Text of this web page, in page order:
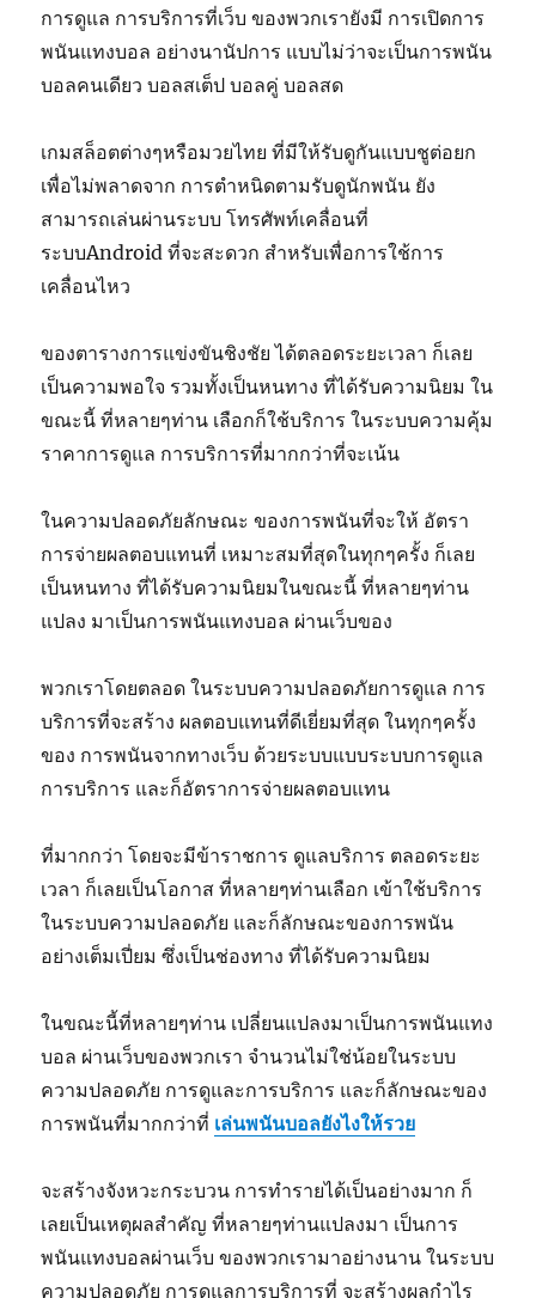
การดูแล การบริการที่เว็บ ของพวกเรายังมี การเปิดการ
พนันแทงบอล อย่างนานัปการ แบบไม่ว่าจะเป็นการพนัน
บอลคนเดียว บอลสเต็ป บอลคู่ บอลสด
เกมสล็อตต่างๆหรือมวยไทย ที่มีให้รับดูกันแบบชูต่อยก
เพื่อไม่พลาดจาก การตำหนิดตามรับดูนักพนัน ยัง
สามารถเล่นผ่านระบบ โทรศัพท์เคลื่อนที่
ระบบAndroid ที่จะสะดวก สำหรับเพื่อการใช้การ
เคลื่อนไหว
ของตารางการแข่งขันชิงชัย ได้ตลอดระยะเวลา ก็เลย
เป็นความพอใจ รวมทั้งเป็นหนทาง ที่ได้รับความนิยม ใน
ขณะนี้ ที่หลายๆท่าน เลือกก็ใช้บริการ ในระบบความคุ้ม
ราคาการดูแล การบริการที่มากกว่าที่จะเน้น
ในความปลอดภัยลักษณะ ของการพนันที่จะให้ อัตรา
การจ่ายผลตอบแทนที่ เหมาะสมที่สุดในทุกๆครั้ง ก็เลย
เป็นหนทาง ที่ได้รับความนิยมในขณะนี้ ที่หลายๆท่าน
แปลง มาเป็นการพนันแทงบอล ผ่านเว็บของ
พวกเราโดยตลอด ในระบบความปลอดภัยการดูแล การ
บริการที่จะสร้าง ผลตอบแทนที่ดีเยี่ยมที่สุด ในทุกๆครั้ง
ของ การพนันจากทางเว็บ ด้วยระบบแบบระบบการดูแล
การบริการ และก็อัตราการจ่ายผลตอบแทน
ที่มากกว่า โดยจะมีข้าราชการ ดูแลบริการ ตลอดระยะ
เวลา ก็เลยเป็นโอกาส ที่หลายๆท่านเลือก เข้าใช้บริการ
ในระบบความปลอดภัย และก็ลักษณะของการพนัน
อย่างเต็มเปี่ยม ซึ่งเป็นช่องทาง ที่ได้รับความนิยม
ในขณะนี้ที่หลายๆท่าน เปลี่ยนแปลงมาเป็นการพนันแทง
บอล ผ่านเว็บของพวกเรา จำนวนไม่ใช่น้อยในระบบ
ความปลอดภัย การดูและการบริการ และก็ลักษณะของ
การพนันที่มากกว่าที่ เล่นพนันบอลยังไงให้รวย
จะสร้างจังหวะกระบวน การทำรายได้เป็นอย่างมาก ก็
เลยเป็นเหตุผลสำคัญ ที่หลายๆท่านแปลงมา เป็นการ
พนันแทงบอลผ่านเว็บ ของพวกเรามาอย่างนาน ในระบบ
ความปลอดภัย การดูแลการบริการที่ จะสร้างผลกำไร